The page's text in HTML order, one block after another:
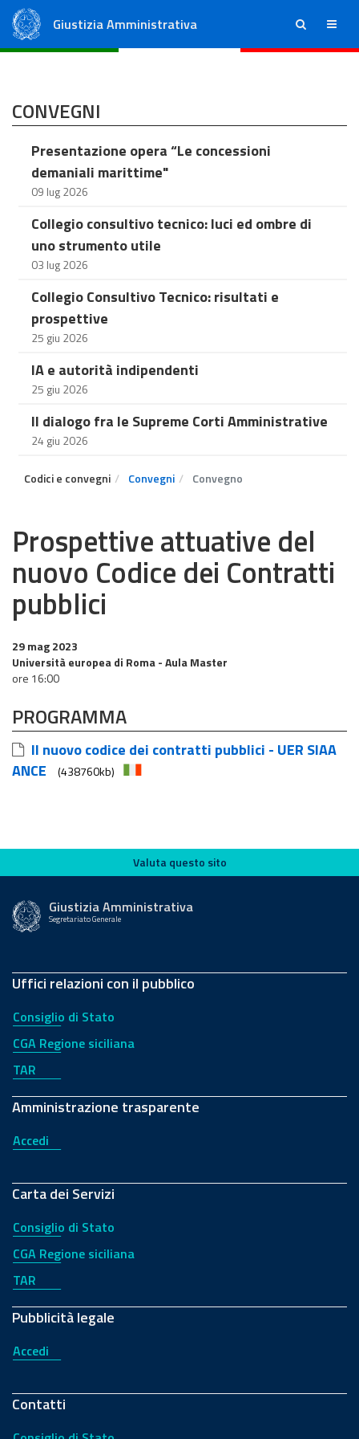
Giustizia Amministrativa ricerca menu
CONVEGNI
Presentazione opera “Le concessioni
demaniali marittime"
09 lug 2026
Collegio consultivo tecnico: luci ed ombre di
uno strumento utile
03 lug 2026
Collegio Consultivo Tecnico: risultati e
prospettive
25 giu 2026
IA e autorità indipendenti
25 giu 2026
Il dialogo fra le Supreme Corti Amministrative
24 giu 2026
Codici e convegni Convegni Convegno
Prospettive attuative del
nuovo Codice dei Contratti
pubblici
29 mag 2023
Università europea di Roma - Aula Master
ore 16:00
PROGRAMMA
Il nuovo codice dei contratti pubblici - UER SIAA
ANCE
(438760kb)
Valuta questo sito
Valuta questo sito
Giustizia Amministrativa
Segretariato Generale
Uffici relazioni con il pubblico
Consiglio di Stato
CGA Regione siciliana
TAR
Amministrazione trasparente
Accedi
Carta dei Servizi
Consiglio di Stato
CGA Regione siciliana
TAR
Pubblicità legale
Accedi
Contatti